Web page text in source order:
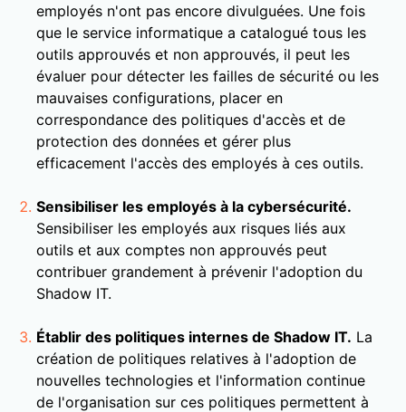
employés n'ont pas encore divulguées. Une fois
que le service informatique a catalogué tous les
outils approuvés et non approuvés, il peut les
évaluer pour détecter les failles de sécurité ou les
mauvaises configurations, placer en
correspondance des politiques d'accès et de
protection des données et gérer plus
efficacement l'accès des employés à ces outils.
Sensibiliser les employés à la cybersécurité.
Sensibiliser les employés aux risques liés aux
outils et aux comptes non approuvés peut
contribuer grandement à prévenir l'adoption du
Shadow IT.
Établir des politiques internes de Shadow IT. La
création de politiques relatives à l'adoption de
nouvelles technologies et l'information continue
de l'organisation sur ces politiques permettent à